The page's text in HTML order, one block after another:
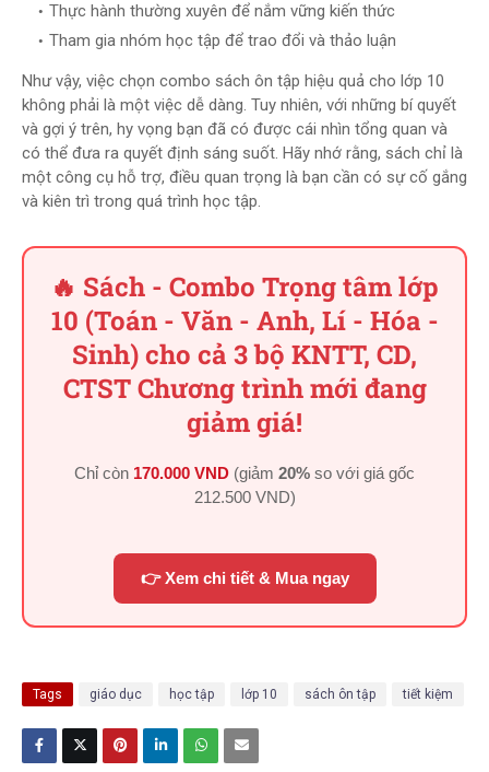
Thực hành thường xuyên để nắm vững kiến thức
Tham gia nhóm học tập để trao đổi và thảo luận
Như vậy, việc chọn combo sách ôn tập hiệu quả cho lớp 10
không phải là một việc dễ dàng. Tuy nhiên, với những bí quyết
và gợi ý trên, hy vọng bạn đã có được cái nhìn tổng quan và
có thể đưa ra quyết định sáng suốt. Hãy nhớ rằng, sách chỉ là
một công cụ hỗ trợ, điều quan trọng là bạn cần có sự cố gắng
và kiên trì trong quá trình học tập.
🔥 Sách - Combo Trọng tâm lớp
10 (Toán - Văn - Anh, Lí - Hóa -
Sinh) cho cả 3 bộ KNTT, CD,
CTST Chương trình mới đang
giảm giá!
Chỉ còn 170.000 VND (giảm 20% so với giá gốc
212.500 VND)
👉 Xem chi tiết & Mua ngay
Tags giáo dục học tập lớp 10 sách ôn tập tiết kiệm